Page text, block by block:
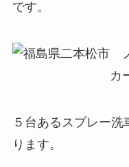
です。
５台あるスプレー
ります。